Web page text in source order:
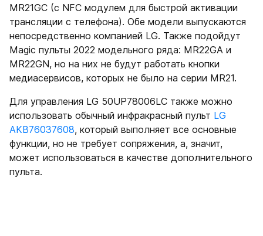
MR21GC (с NFC модулем для быстрой активации
трансляции с телефона). Обе модели выпускаются
непосредственно компанией LG. Также подойдут
Magic пульты 2022 модельного ряда: MR22GA и
MR22GN, но на них не будут работать кнопки
медиасервисов, которых не было на серии MR21.
Для управления LG 50UP78006LC также можно
использовать обычный инфракрасный пульт LG
AKB76037608, который выполняет все основные
функции, но не требует сопряжения, а, значит,
может использоваться в качестве дополнительного
пульта.